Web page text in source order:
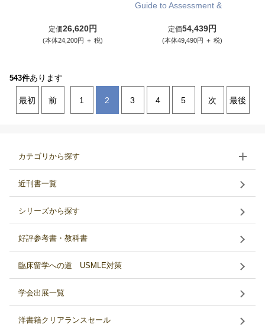
定価26,620円
(本体24,200円 ＋ 税)
Guide to Assessment &
定価54,439円
(本体49,490円 ＋ 税)
543件あります
最初 前 1 2 3 4 5 次 最後
カテゴリから探す
近刊書一覧
シリーズから探す
好評参考書・教科書
臨床留学への道 USMLE対策
学会出展一覧
洋書籍クリアランスセール